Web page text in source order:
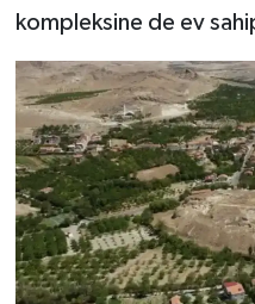
kompleksine de ev